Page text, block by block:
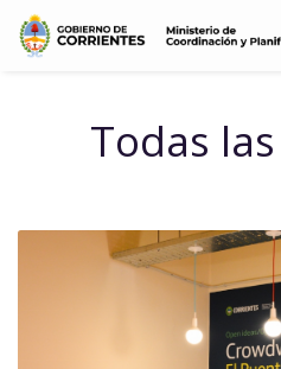
Todas